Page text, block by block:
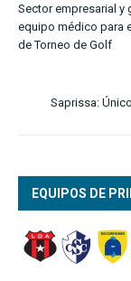
Sector empresarial
equipo médico para
de Torneo de Golf
Saprissa:
EQUIPOS DE